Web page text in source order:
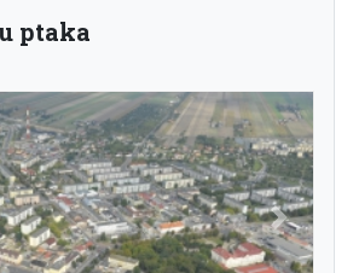
ptaka
Next